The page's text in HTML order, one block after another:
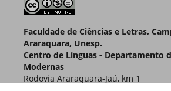
Faculdade de Ciências e Letras,
Araraquara, Unesp.
Centro de Línguas - Departamento
Modernas
Rodovia Araraquara-Jaú, km 1